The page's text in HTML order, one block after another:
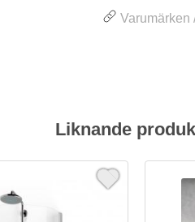
Varumärken
Liknande